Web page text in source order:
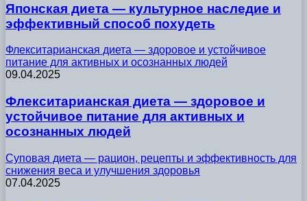
Японская диета — культурное наследие и
эффективный способ похудеть
Флекситарианская диета — здоровое и устойчивое
питание для активных и осознанных людей
09.04.2025
Флекситарианская диета — здоровое и
устойчивое питание для активных и
осознанных людей
Суповая диета — рацион, рецепты и эффективность для
снижения веса и улучшения здоровья
07.04.2025